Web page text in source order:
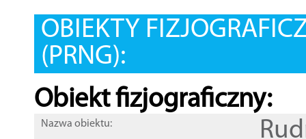
OBIEKTY
(PRNG):
Obiekt fizjograficzny:
Nazwa obiektu: